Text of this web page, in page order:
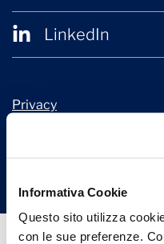
Informativa Cookie
Questo sito utilizza
con le sue preferenze.
LinkedIn
Privacy